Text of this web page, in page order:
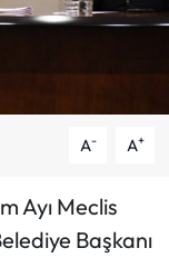
A- A+
Ayı Meclis
Başkanı